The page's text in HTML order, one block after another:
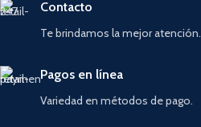
Contacto
Te brindamos la mejor atención.
Pagos en línea
Variedad en métodos de pago.